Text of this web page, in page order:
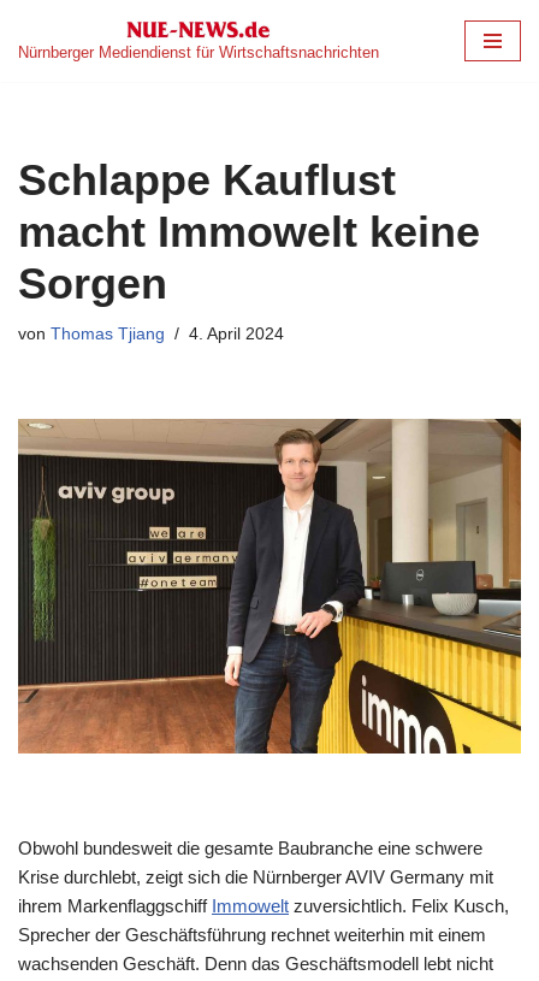
Zum
Nürnberger Mediendienst für Wirtschaftsnachrichten
Schlappe Kauflust
macht Immowelt keine
Sorgen
von Thomas Tjiang 4. April 2024
Obwohl bundesweit die gesamte Baubranche eine schwere
Krise durchlebt, zeigt sich die Nürnberger AVIV Germany mit
ihrem Markenflaggschiff Immowelt zuversichtlich. Felix Kusch,
Sprecher der Geschäftsführung rechnet weiterhin mit einem
wachsenden Geschäft. Denn das Geschäftsmodell lebt nicht